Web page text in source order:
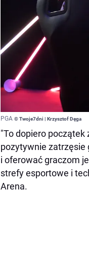
PGA © Twoje7dni | Krzysztof Dęga
"To dopiero
pozytywnie zatrzęsie
i oferować graczom
strefy esportowe i
Arena.